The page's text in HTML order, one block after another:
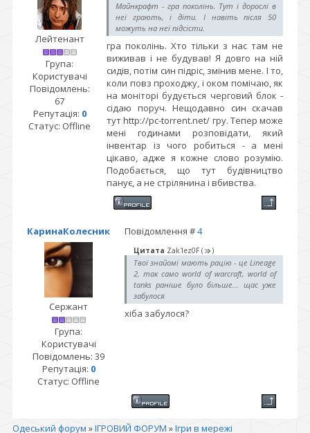
Лейтенант
Група:
Користувачі
Повідомлень:
67
Репутація: 0
Статус: Offline
Майнкрафт - гра поколінь. Тут і дорослі в
неї грають, і діти. І навіть після 50
можуть на неї підсісти.
гра поколінь. Хто тільки з нас там не
виживав і не будував! Я довго на ній
сидів, потім син підріс, змінив мене. І то,
коли повз проходжу, і оком помічаю, як
на моніторі будується черговий блок -
сідаю поруч. Нещодавно син скачав
тут http://pc-torrent.net/ гру. Тепер може
мені годинами розповідати, який
інвентар із чого робиться - а мені
цікаво, адже я кожне слово розумію.
Подобається, що тут будівництво
панує, а не стрілянина і вбивства.
КаринаКолесник Повідомлення #4
Сержант
Група:
Користувачі
Повідомлень: 39
Репутація: 0
Статус: Offline
Цитата Zak1ez0F ( )
Твої знайомі мають рацію - це Lineage
2, так само world of warcraft, world of
tanks раніше було більше... щас уже
забулося
хіба забулося?
Одеський форум »ІГРОВИЙ ФОРУМ »Ігри в мережі